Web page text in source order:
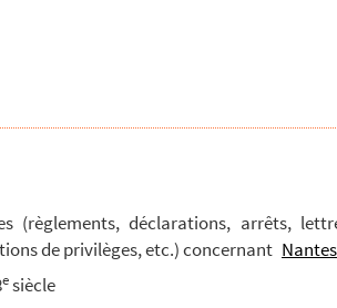
(règlements, déclarations, arrêts,
de privilèges, etc.) concernant Nantes
esiècle